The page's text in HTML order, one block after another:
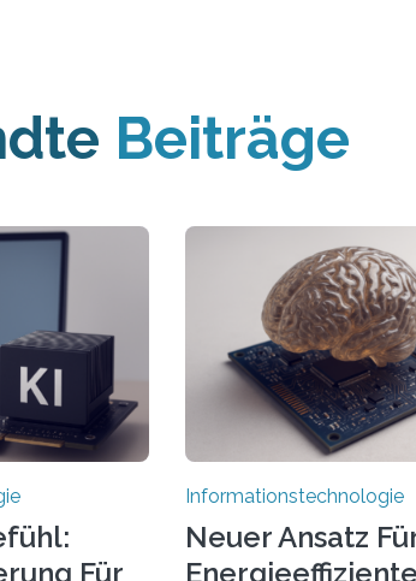
Beiträge
Für
Informationstechnologie
Neuer Ansatz